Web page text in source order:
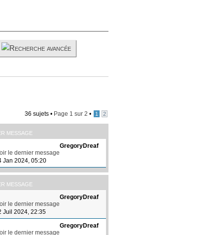
36 sujets • Page 1 sur 2 • 1 2
MESSAGE
GregoryDreaf
Jan 2024, 05:20
MESSAGE
GregoryDreaf
Juil 2024, 22:35
GregoryDreaf